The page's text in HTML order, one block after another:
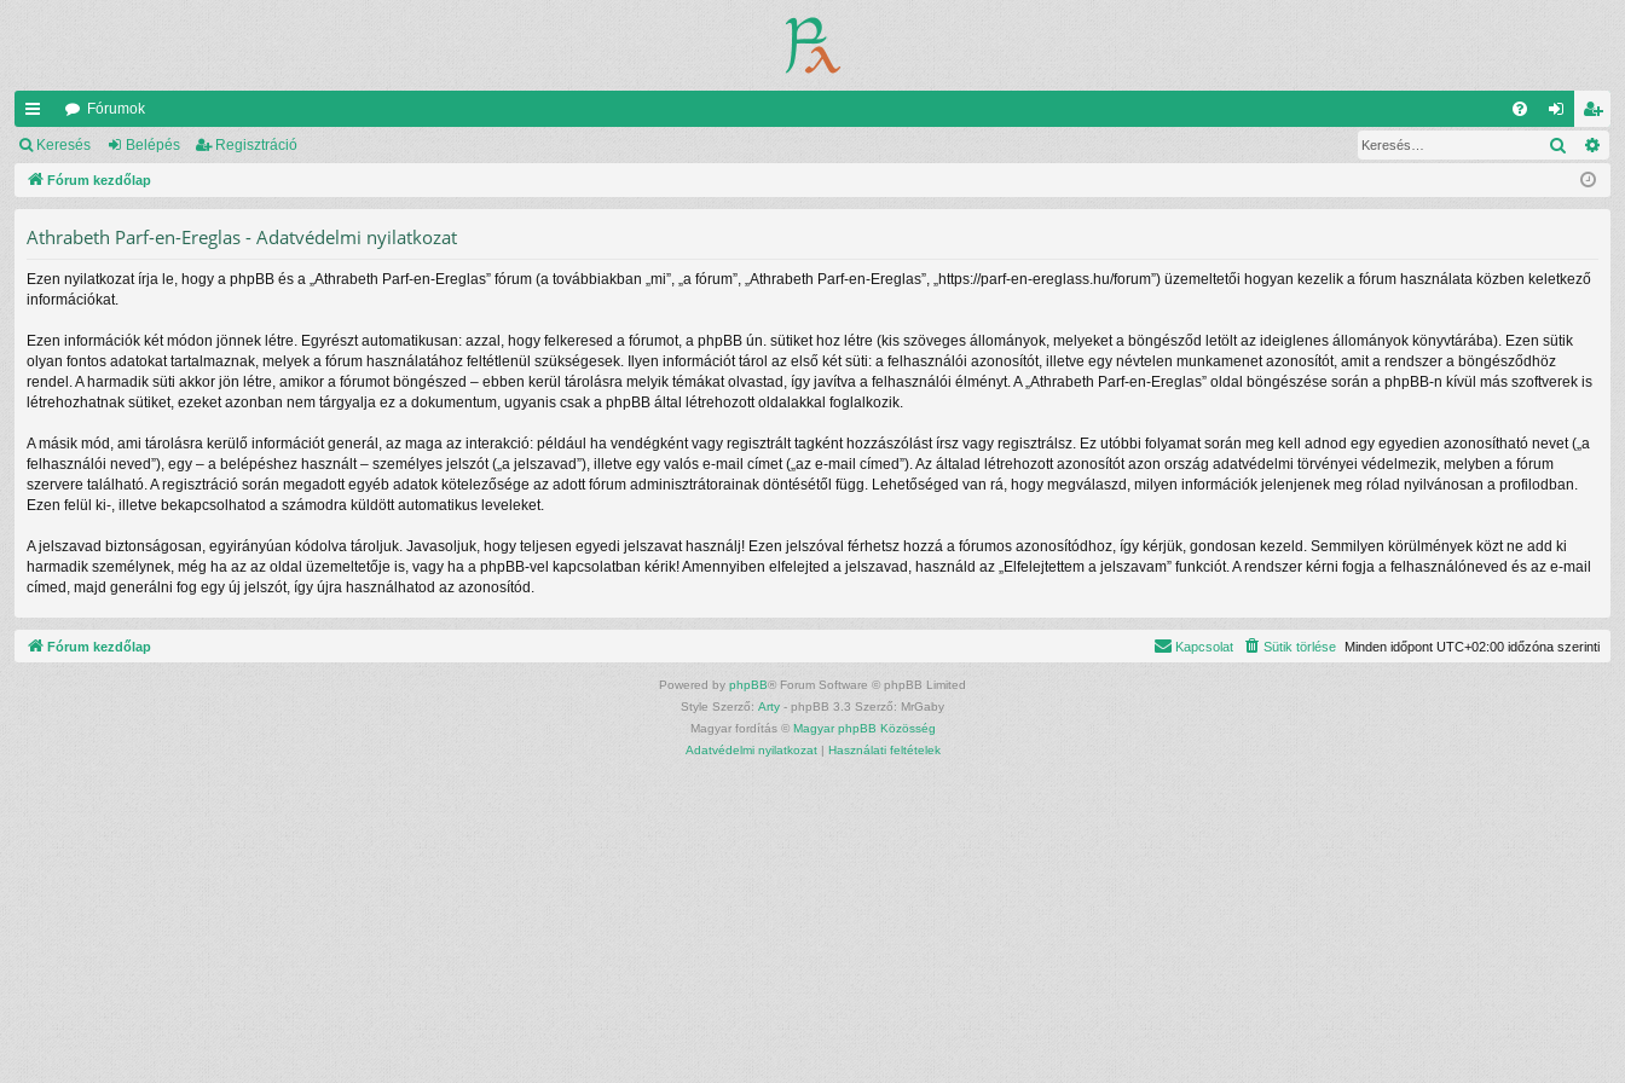
yo
rs
k
Fórumok
el eg
is
Keresés Belépés Regisztráció
Fórum kezdőlap
Athrabeth Parf-en-Ereglas - Adatvédelmi nyilatkozat
Ezen nyilatkozat írja le, hogy a phpBB és a „Athrabeth Parf-en-Ereglas” fórum (a továbbiakban „mi”, „a fórum”, „Athrabeth Parf-en-Ereglas”, „https://parf-en-ereglass.hu/forum”) üzemeltetői hogyan kezelik a fórum használata közben keletkező
információkat.
Ezen információk két módon jönnek létre. Egyrészt automatikusan: azzal, hogy felkeresed a fórumot, a phpBB ún. sütiket hoz létre (kis szöveges állományok, melyeket a böngésződ letölt az ideiglenes állományok könyvtárába). Ezen sütik
olyan fontos adatokat tartalmaznak, melyek a fórum használatához feltétlenül szükségesek. Ilyen információt tárol az első két süti: a felhasználói azonosítót, illetve egy névtelen munkamenet azonosítót, amit a rendszer a böngésződhöz
rendel. A harmadik süti akkor jön létre, amikor a fórumot böngészed – ebben kerül tárolásra melyik témákat olvastad, így javítva a felhasználói élményt. A „Athrabeth Parf-en-Ereglas” oldal böngészése során a phpBB-n kívül más szoftverek is
létrehozhatnak sütiket, ezeket azonban nem tárgyalja ez a dokumentum, ugyanis csak a phpBB által létrehozott oldalakkal foglalkozik.
A másik mód, ami tárolásra kerülő információt generál, az maga az interakció: például ha vendégként vagy regisztrált tagként hozzászólást írsz vagy regisztrálsz. Ez utóbbi folyamat során meg kell adnod egy egyedien azonosítható nevet („a
felhasználói neved”), egy – a belépéshez használt – személyes jelszót („a jelszavad”), illetve egy valós e-mail címet („az e-mail címed”). Az általad létrehozott azonosítót azon ország adatvédelmi törvényei védelmezik, melyben a fórum
szervere található. A regisztráció során megadott egyéb adatok kötelezősége az adott fórum adminisztrátorainak döntésétől függ. Lehetőséged van rá, hogy megválaszd, milyen információk jelenjenek meg rólad nyilvánosan a profilodban.
Ezen felül ki-, illetve bekapcsolhatod a számodra küldött automatikus leveleket.
A jelszavad biztonságosan, egyirányúan kódolva tároljuk. Javasoljuk, hogy teljesen egyedi jelszavat használj! Ezen jelszóval férhetsz hozzá a fórumos azonosítódhoz, így kérjük, gondosan kezeld. Semmilyen körülmények közt ne add ki
harmadik személynek, még ha az az oldal üzemeltetője is, vagy ha a phpBB-vel kapcsolatban kérik! Amennyiben elfelejted a jelszavad, használd az „Elfelejtettem a jelszavam” funkciót. A rendszer kérni fogja a felhasználóneved és az e-mail
címed, majd generálni fog egy új jelszót, így újra használhatod az azonosítód.
Fórum kezdőlap Minden időpont UTC+02:00 időzóna szerinti
Sütik törlése
Kapcsolat
Powered by phpBB® Forum Software © phpBB Limited
Style Szerző: Arty - phpBB 3.3 Szerző: MrGaby
Magyar fordítás © Magyar phpBB Közösség
Adatvédelmi nyilatkozat| Használati feltételek